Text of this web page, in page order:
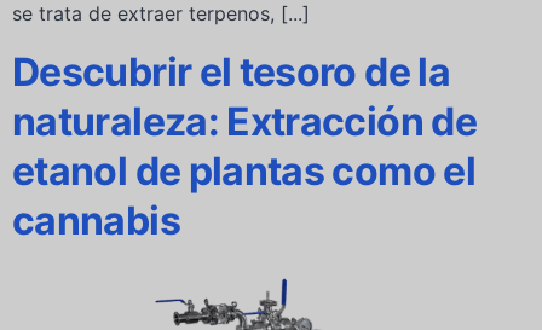
se trata de extraer terpenos, [...]
Descubrir el tesoro de la
naturaleza: Extracción de
etanol de plantas como el
cannabis